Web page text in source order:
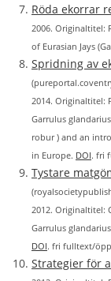
Röda ekorrar
2006. Originaltitel:
of Eurasian Jays
Spridning av
2014. Originaltitel:
Garrulus
robur ) and an
in Europe. DOI. fri
Tystare
2012. Originaltitel:
Garrulus
DOI. fri fulltext/
Strategier för